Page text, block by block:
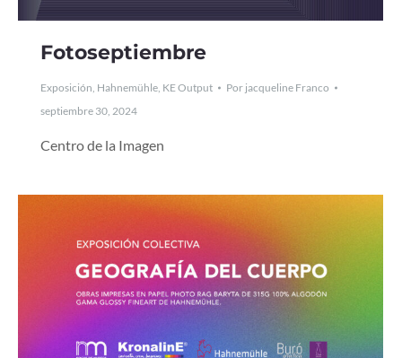
Fotoseptiembre
Exposición, Hahnemühle, KE Output Por jacqueline Franco
septiembre 30, 2024
Centro de la Imagen